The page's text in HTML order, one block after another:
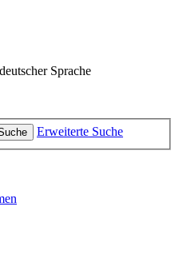
Sprache
Erweiterte Suche